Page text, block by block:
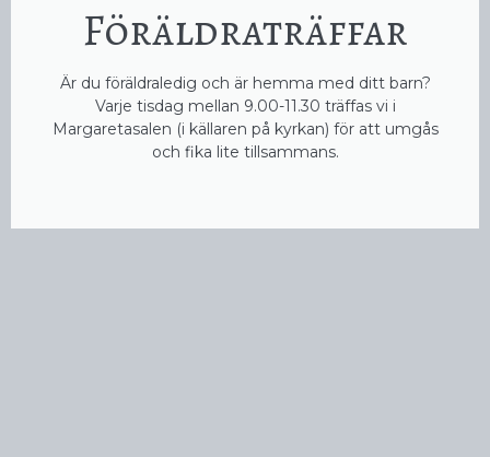
Föräldraträffar
Är du föräldraledig och är hemma med ditt barn?
Varje tisdag mellan 9.00-11.30 träffas vi i
Margaretasalen (i källaren på kyrkan) för att umgås
och fika lite tillsammans.